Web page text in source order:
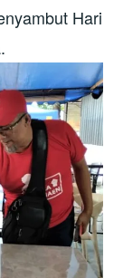
Hari